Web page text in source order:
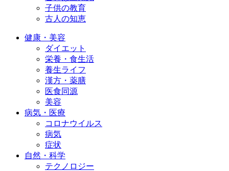
子供の教育
古人の知恵
健康・美容
ダイエット
栄養・食生活
養生ライフ
漢方・薬膳
医食同源
美容
病気・医療
コロナウイルス
病気
症状
自然・科学
テクノロジー